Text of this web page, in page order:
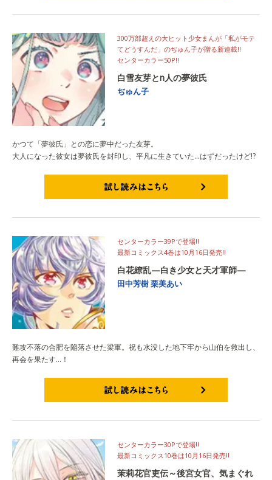
300万部超えの大ヒット少女まんが「私がモテ
てどうすんだ」のぢゅん子が贈る新連載!!
センターカラー50P!!
白雪友芽とn人の夢彼氏
ぢゅん子
かつて「夢彼氏」との恋に夢中だった友芽。
大人になった彼女は夢彼氏を封印し、平凡に生きていた…はずだったけど!?
センターカラー39Pで登場!!
最新コミックス4巻は10月16日発売!!
白花繚乱—白き少女と天才軍師—
田中芳樹栗美あい
難攻不落の合肥を陥落させた梁軍。祝も水没した地下牢から山伯を救出し、
再会を果たす…！
センターカラー30Pで登場!!
最新コミックス10巻は10月16日発売!!
茉莉花官吏伝～後宮女官、気まぐれ